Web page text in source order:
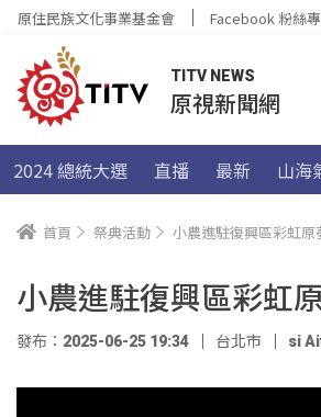
原住民族文化事業基金會 Facebook 粉絲
TITV NEWS
原視新聞網
2024 總統大選 直播 最新 山海
首頁 祭典活動 小農進駐復興區彩虹原
小農進駐復興區彩虹
發布：2025-06-25 19:34 台北市 si